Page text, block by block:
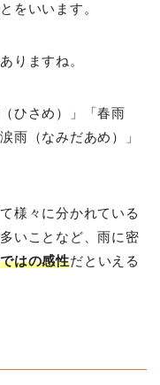
をいいます。
りますね。
ひさめ）」「春雨
雨（なみだあめ）」
様々に分かれている
いことなど、雨に密
はの感性だといえる